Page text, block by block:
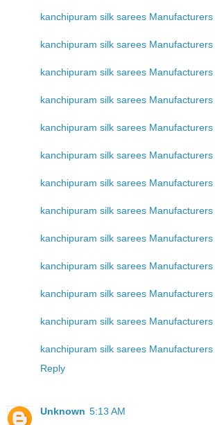
kanchipuram silk sarees Manufacturers
kanchipuram silk sarees Manufacturers
kanchipuram silk sarees Manufacturers
kanchipuram silk sarees Manufacturers
kanchipuram silk sarees Manufacturers
kanchipuram silk sarees Manufacturers
kanchipuram silk sarees Manufacturers
kanchipuram silk sarees Manufacturers
kanchipuram silk sarees Manufacturers
kanchipuram silk sarees Manufacturers
kanchipuram silk sarees Manufacturers
kanchipuram silk sarees Manufacturers
kanchipuram silk sarees Manufacturers
Reply
Unknown 5:13 AM